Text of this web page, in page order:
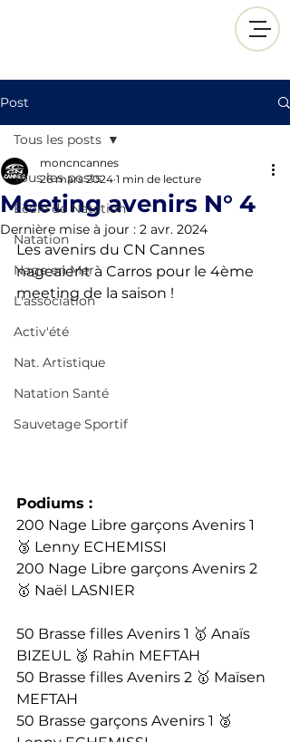
Post
Tous les posts
École de Natation
Natation
Nage en Mer
L'association
Activ'été
Nat. Artistique
Natation Santé
Sauvetage Sportif
Tous les posts
Meeting avenirs N° 4
moncncannes
26 mars 2024 1 min de lecture
Dernière mise à jour : 2 avr. 2024
Les avenirs du CN Cannes
nageaient à Carros pour le 4ème
meeting de la saison !
Podiums :
200 Nage Libre garçons Avenirs 1
🥉 Lenny ECHEMISSI
200 Nage Libre garçons Avenirs 2
🥇 Naël LASNIER
50 Brasse filles Avenirs 1 🥇 Anaïs
BIZEUL 🥉 Rahin MEFTAH
50 Brasse filles Avenirs 2 🥇 Maïsen
MEFTAH
50 Brasse garçons Avenirs 1 🥈